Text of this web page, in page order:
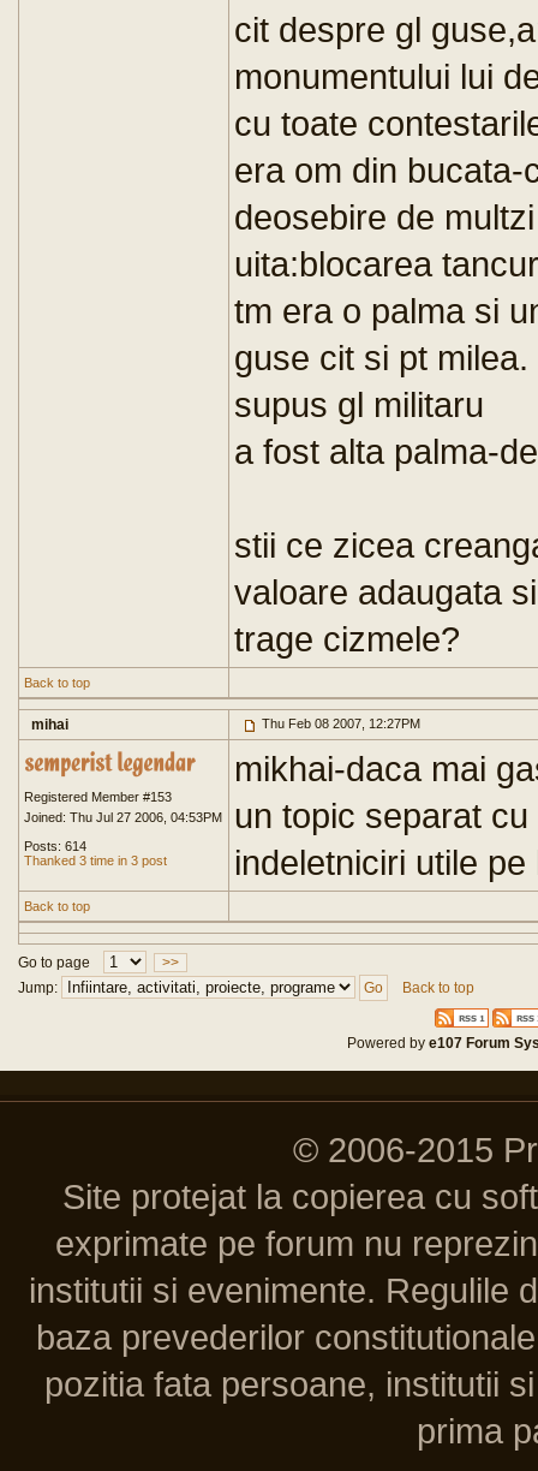
cit despre gl
monumentului lui
cu toate
era om din
deosebire de
uita:blocarea
tm era o palma si
guse cit si pt
supus gl militaru
a fost alta palma-
stii ce zicea
valoare adaugata
trage cizmele?
Back to top
mihai Thu Feb 08 2007, 12:27PM
Registered Member #153
Joined: Thu Jul 27 2006, 04:53PM
Posts: 614
Thanked 3 time in 3 post
mikhai-daca mai
un topic separat
indeletniciri utile
Back to top
Go to page
>>
Jump:
Back to top
Powered bye107 Forum
© 2006-2015
Site protejat la copierea cu
exprimate pe forum nu
institutii si evenimente. Regulile
baza prevederilor
pozitia fata persoane, institutii
prima